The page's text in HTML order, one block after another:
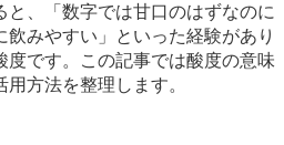
、「数字では甘口のはずなのに
みやすい」といった経験があり
度です。この記事では酸度の意味
方法を整理します。